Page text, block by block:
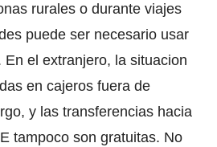
rurales o durante viajes
puede ser necesario usar
el extranjero, la situacion
en cajeros fuera de
y las transferencias hacia
tampoco son gratuitas. No